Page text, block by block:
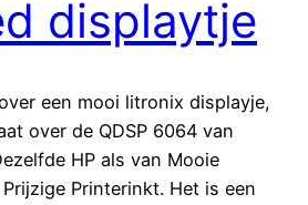
displaytje
een mooi litronix displayje,
over de QDSP 6064 van
HP als van Mooie
Printerinkt. Het is een